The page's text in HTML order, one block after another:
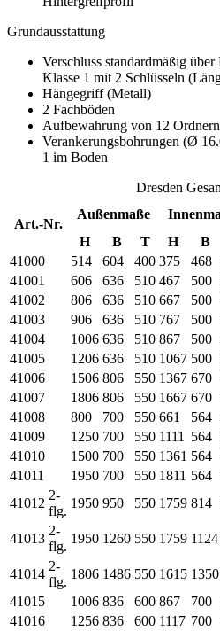
Grundausstattung
Verschluss standardmäßig
Klasse 1 mit 2 Schlüsseln
Hängegriff (Metall)
2 Fachböden
Aufbewahrung von 12
Verankerungsbohrungen (Ø
1 im Boden
Dresden
Art.-Nr.
Außenmaße
H
B T H B
41000
514 604 400 375 468
41001
606 636 510 467 500
41002
806 636 510 667 500
41003
906 636 510 767 500
41004
1006 636 510 867 500
41005
1206 636 510 1067 500
41006
1506 806 550 1367 670
41007
1806 806 550 1667 670
41008
800 700 550 661 564
41009
1250 700 550 1111 564
41010
1500 700 550 1361 564
41011
1950 700 550 1811 564
41012
2-
flg.
1950 950 550 1759 814
41013
2-
flg.
1950 1260 550 1759 1124
41014
2-
flg.
1806 1486 550 1615 1350
41015
1006 836 600 867 700
41016
1256 836 600 1117 700